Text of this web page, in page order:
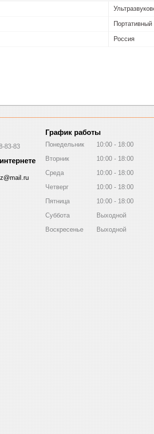
Портативный
Россия
83-83
График работы
Понедельник 10:00
18:00
Вторник
10:00
18:00
Среда
10:00
18:00
Четверг
10:00
18:00
Пятница
10:00
18:00
Суббота
Выходной
Воскресенье
Выходной